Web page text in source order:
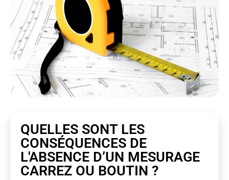
QUELLES SONT LES
CONSÉQUENCES DE
L'ABSENCE D’UN MESURAGE
CARREZ OU BOUTIN ?